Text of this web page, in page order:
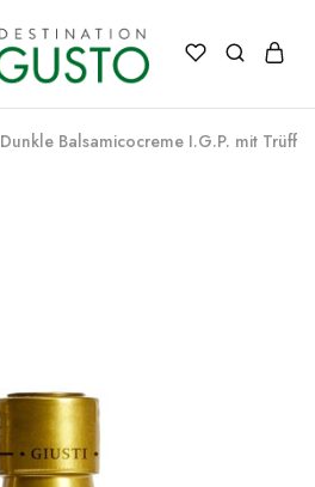
Dunkle Balsamicocreme I.G.P. mit Trüffel